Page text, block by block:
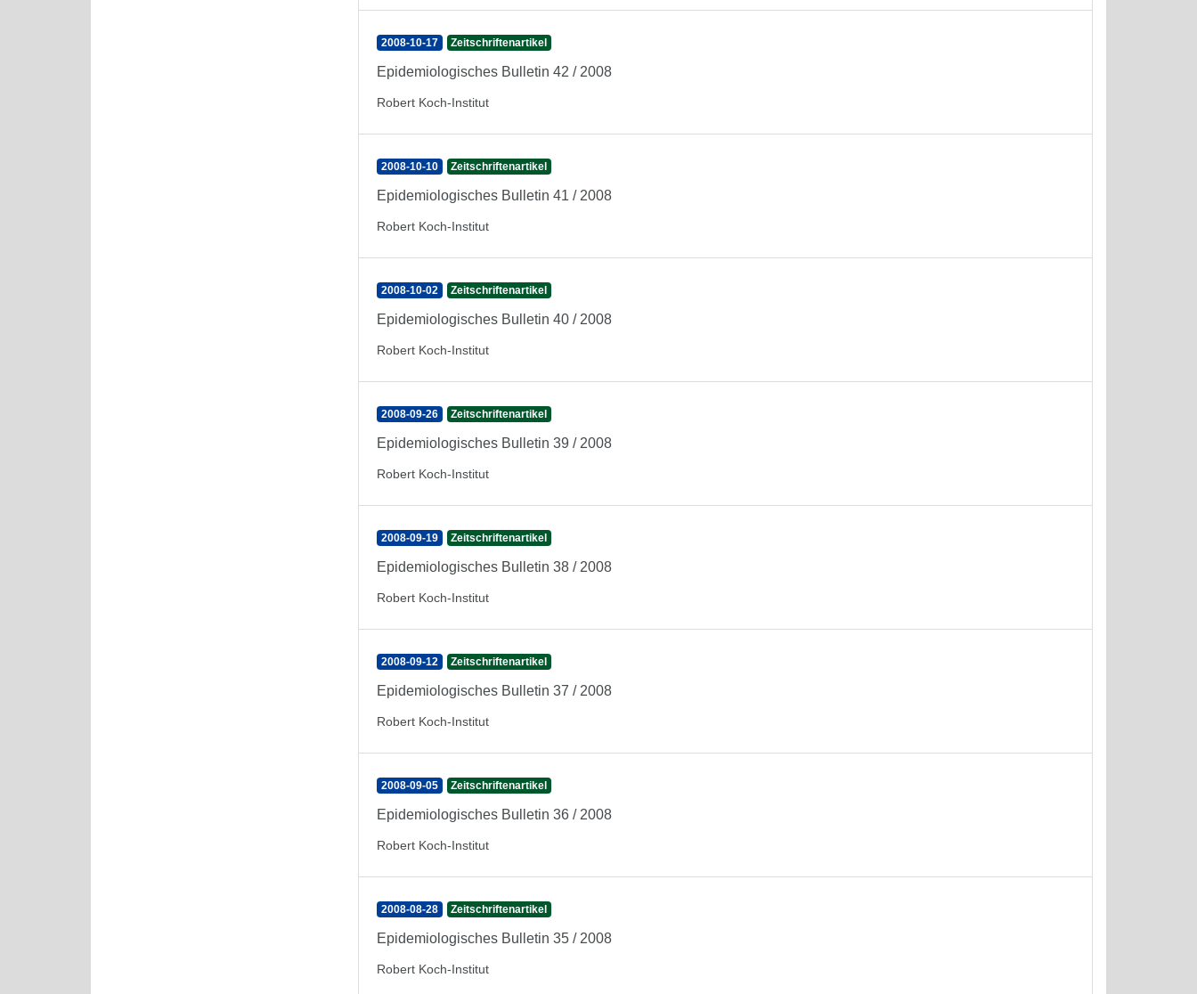
2008-10-17 Zeitschriftenartikel
Epidemiologisches Bulletin 42 / 2008
Robert Koch-Institut
2008-10-10 Zeitschriftenartikel
Epidemiologisches Bulletin 41 / 2008
Robert Koch-Institut
2008-10-02 Zeitschriftenartikel
Epidemiologisches Bulletin 40 / 2008
Robert Koch-Institut
2008-09-26 Zeitschriftenartikel
Epidemiologisches Bulletin 39 / 2008
Robert Koch-Institut
2008-09-19 Zeitschriftenartikel
Epidemiologisches Bulletin 38 / 2008
Robert Koch-Institut
2008-09-12 Zeitschriftenartikel
Epidemiologisches Bulletin 37 / 2008
Robert Koch-Institut
2008-09-05 Zeitschriftenartikel
Epidemiologisches Bulletin 36 / 2008
Robert Koch-Institut
2008-08-28 Zeitschriftenartikel
Epidemiologisches Bulletin 35 / 2008
Robert Koch-Institut